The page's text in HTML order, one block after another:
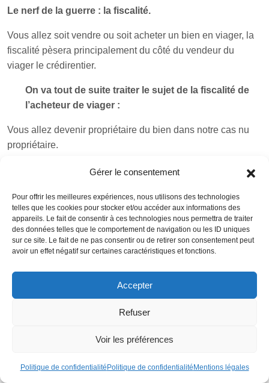
Gérer le consentement
Pour offrir les meilleures expériences, nous utilisons des technologies
telles que les cookies pour stocker et/ou accéder aux informations des
appareils. Le fait de consentir à ces technologies nous permettra de traiter
des données telles que le comportement de navigation ou les ID uniques
sur ce site. Le fait de ne pas consentir ou de retirer son consentement peut
avoir un effet négatif sur certaines caractéristiques et fonctions.
Accepter
Refuser
Voir les préférences
Politique de confidentialité Politique de confidentialité Mentions légales
Le nerf de la guerre : la fiscalité.
Vous allez soit vendre ou soit acheter un bien en viager, la
fiscalité pèsera principalement du côté du vendeur du
viager le crédirentier.
On va tout de suite traiter le sujet de la fiscalité de
l’acheteur de viager :
Vous allez devenir propriétaire du bien dans notre cas nu
propriétaire.
Il vous incombera de régler lataxe foncière
La fiscalité est surtout pour le crédirentier :
Il faut distinguer deux choses : la plus value sur la vente du
bien immobilier en viager et de la fiscalité sur les rentes
immobilier : tout va dépendre du montant de la renteCe
sera donc le montant en capital de la rente sur lequel
impôts, il faudra soustraire les intérêts.Vous devrez
ajouter le montant du prix payé d’avance : le bouquet.
valider votre calcul par un notaire ou un fiscaliste.